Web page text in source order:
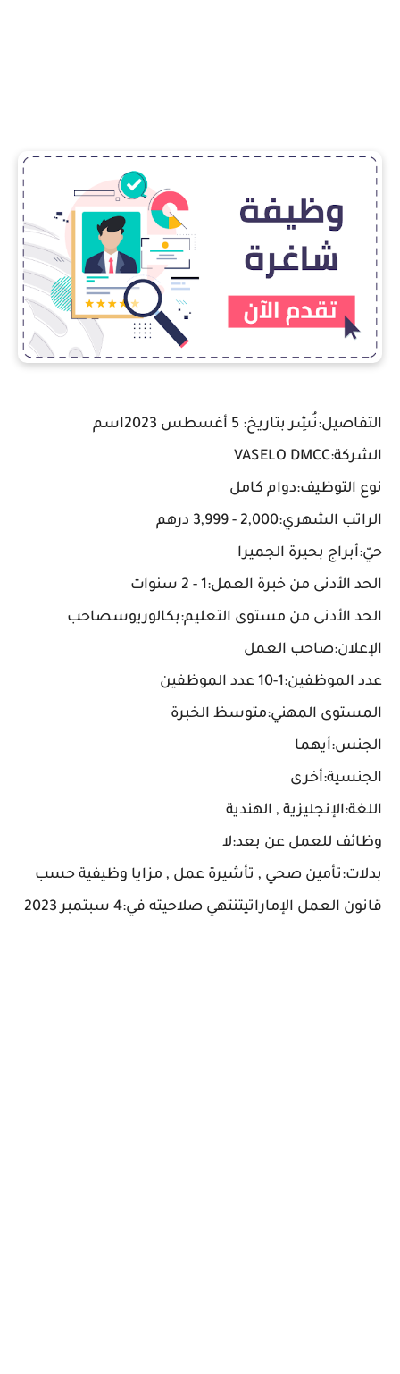
التفاصيل:نُشِر بتاريخ: 5 أغسطس 2023اسم
الشركة:VASELO DMCC
نوع التوظيف:دوام كامل
الراتب الشهري:2,000 - 3,999 درهم
حيّ:أبراج بحيرة الجميرا
الحد الأدنى من خبرة العمل:1 - 2 سنوات
الحد الأدنى من مستوى التعليم:بكالوريوسصاحب
الإعلان:صاحب العمل
عدد الموظفين:1-10 عدد الموظفين
المستوى المهني:متوسظ الخبرة
الجنس:أيهما
الجنسية:أخرى
اللغة:الإنجليزية , الهندية
وظائف للعمل عن بعد:لا
بدلات:تأمين صحي , تأشيرة عمل , مزايا وظيفية حسب
قانون العمل الإماراتيتنتهي صلاحيته في:4 سبتمبر 2023